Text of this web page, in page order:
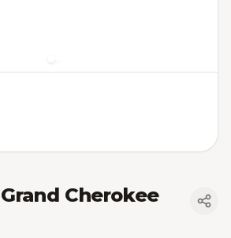
Cherokee